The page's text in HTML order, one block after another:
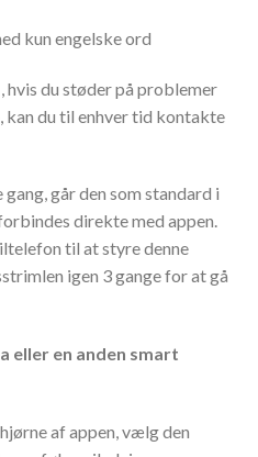
kun engelske ord
hvis du støder på problemer
kan du til enhver tid kontakte
går den som standard i
direkte med appen.
til at styre denne
igen 3 gange for at gå
eller en anden smart
af appen, vælg den